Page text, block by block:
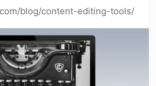
blog/content-editing-tools/